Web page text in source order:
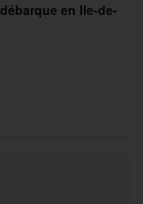
en Ile-de-